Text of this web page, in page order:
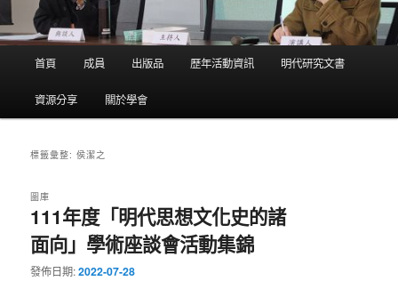
首頁 成員 出版品 歷年活動資訊 明代研究文書
資源分享 關於學會
標籤彙整:侯潔之
111年度「明代思想文化史的諸
面向」學術座談會活動集錦
圖庫
發佈日期:2022-07-28